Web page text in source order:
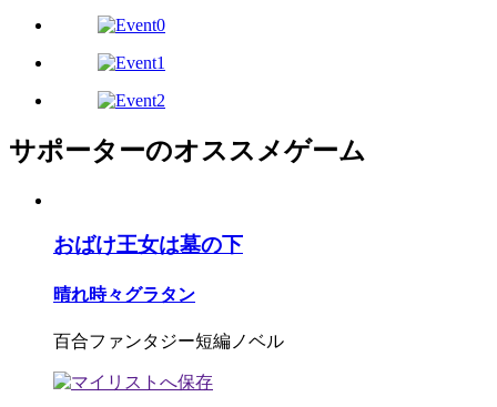
サポーターのオススメゲーム
おばけ王女は墓の下
晴れ時々グラタン
百合ファンタジー短編ノベル